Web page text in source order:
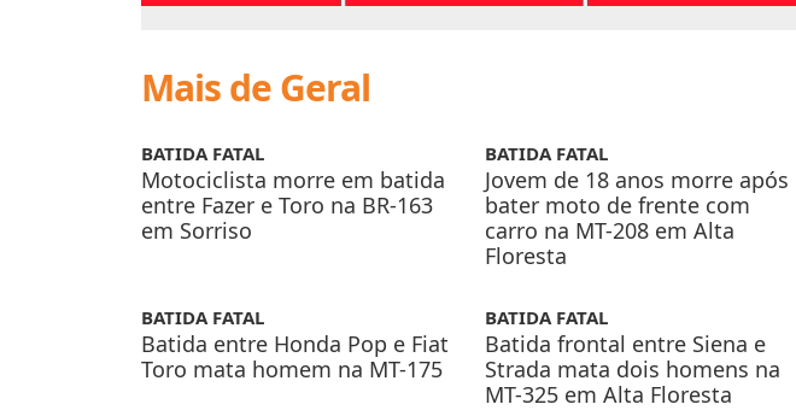
Mais de Geral
BATIDA FATAL
Motociclista morre em batida
entre Fazer e Toro na BR-163
em Sorriso
BATIDA FATAL
Jovem de 18 anos morre após
bater moto de frente com
carro na MT-208 em Alta
Floresta
BATIDA FATAL
Batida entre Honda Pop e Fiat
Toro mata homem na MT-175
BATIDA FATAL
Batida frontal entre Siena e
Strada mata dois homens na
MT-325 em Alta Floresta